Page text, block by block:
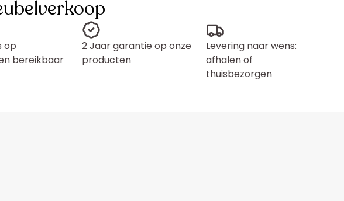
op
bereikbaar
2 Jaar garantie op onze
producten
Levering naar wens:
afhalen of
thuisbezorgen